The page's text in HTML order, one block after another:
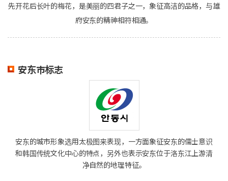
先开花后长叶的梅花，是美丽的四君子之一，象征高洁的品格，与雄
府安东的精神相符相通。
安东市标志
安东的城市形象选用太极图来表现，一方面象征安东的儒士意识
和韩国传统文化中心的特点，另外也表示安东位于洛东江上游清
净自然的地理特征。